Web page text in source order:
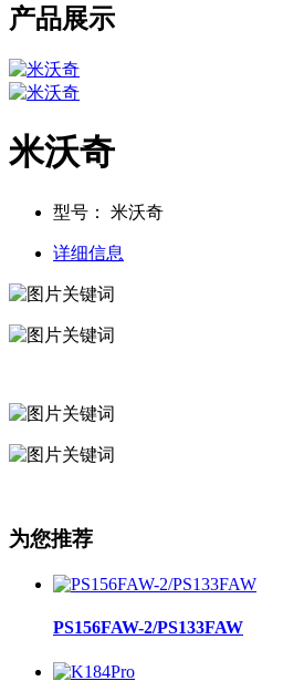
产品展示
米沃奇
型号： 米沃奇
详细信息
为您推荐
PS156FAW-2/PS133FAW